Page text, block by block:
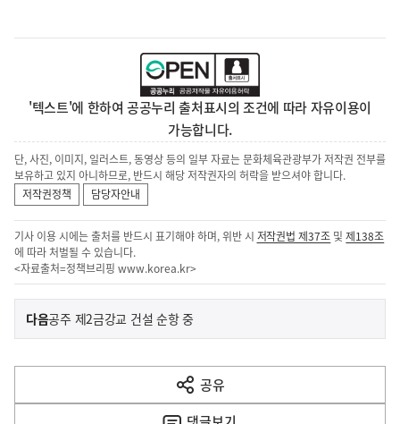
'텍스트'에 한하여 공공누리 출처표시의 조건에 따라 자유이용이
가능합니다.
단, 사진, 이미지, 일러스트, 동영상 등의 일부 자료는 문화체육관광부가 저작권 전부를
보유하고 있지 아니하므로, 반드시 해당 저작권자의 허락을 받으셔야 합니다.
저작권정책
담당자안내
기사 이용 시에는 출처를 반드시 표기해야 하며, 위반 시 저작권법 제37조 및제138조
에 따라 처벌될 수 있습니다.
<자료출처=정책브리핑 www.korea.kr>
이
전
다
음
다음기
사
공주 제2금강교 건설 순항 중
공유
열
기